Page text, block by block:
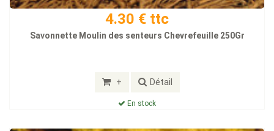
4.30 € ttc
Savonnette Moulin des senteurs Chevrefeuille 250Gr
+ Détail
En stock